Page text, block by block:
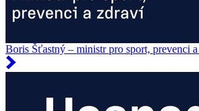
Boris Šťastný – ministr pro sport, prevenci